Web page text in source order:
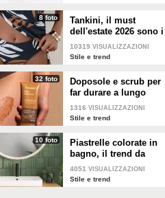
8 foto
Tankini, il must
dell'estate 2026 sono i
costumi con la canotta
10319 VISUALIZZAZIONI
Stile e trend
32 foto
Doposole e scrub per
far durare a lungo
l'abbronzatura in estate
1316 VISUALIZZAZIONI
Stile e trend
10 foto
Piastrelle colorate in
bagno, il trend da
seguire in casa
4051 VISUALIZZAZIONI
Stile e trend